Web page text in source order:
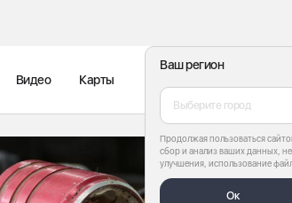
Ваш регион
Выберите город
Продолжая пользоваться
сбор и анализ ваших данных,
улучшения, использование
Ок
Видео Карты